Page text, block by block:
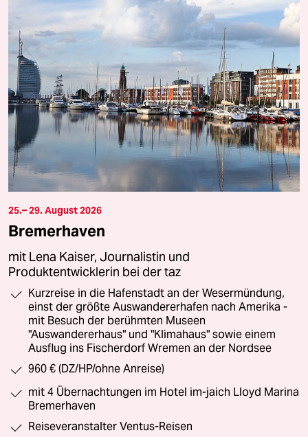
25.– 29. August 2026
Bremerhaven
mit Lena Kaiser, Journalistin und
Produktentwicklerin bei der taz
Kurzreise in die Hafenstadt an der Wesermündung,
einst der größte Auswandererhafen nach Amerika -
mit Besuch der berühmten Museen
"Auswandererhaus" und "Klimahaus" sowie einem
Ausflug ins Fischerdorf Wremen an der Nordsee
960 € (DZ/HP/ohne Anreise)
mit 4 Übernachtungen im Hotel im-jaich Lloyd Marina
Bremerhaven
Reiseveranstalter Ventus-Reisen